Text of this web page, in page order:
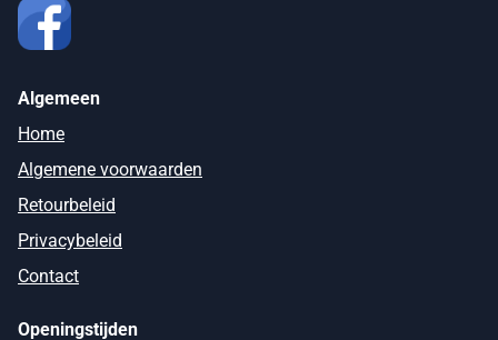
Algemeen
Home
Algemene voorwaarden
Retourbeleid
Privacybeleid
Contact
Openingstijden